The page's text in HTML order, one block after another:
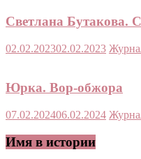
Светлана Бутакова.
02.02.202302.02.2023
Юрка. Вор-обжора
07.02.202406.02.2024
Имя в истории